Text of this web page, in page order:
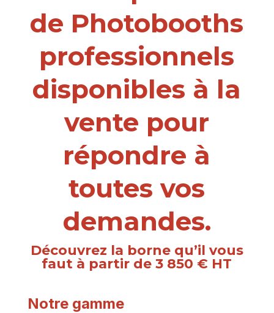
de Photobooths
professionnels
disponibles à la
vente pour
répondre à
toutes vos
demandes.
Découvrez la borne qu’il vous
faut à partir de 3 850 € HT
Notre gamme